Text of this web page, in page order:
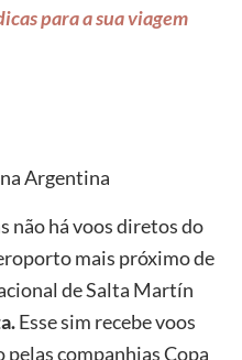
para a sua viagem
Argentina
não há voos diretos do
mais próximo de
de Salta Martín
Esse sim recebe voos
companhias Copa